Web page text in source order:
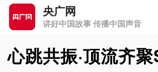
央广网
讲好中国故事 传播中国声音
心跳共振·顶流齐